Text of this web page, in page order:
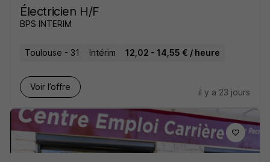
Électricien H/F
BPS INTERIM
Toulouse - 31 Intérim 12,02 - 14,55 € / heure
Voir l’offre
il y a 23 jours